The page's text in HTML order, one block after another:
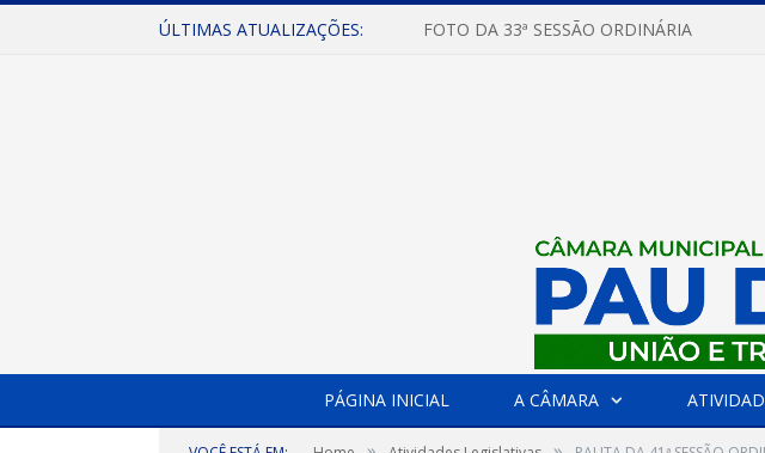
ÚLTIMAS ATUALIZAÇÕES: FOTO DA 33ª SESSÃO ORDINÁRIA
PÁGINA INICIAL A CÂMARA